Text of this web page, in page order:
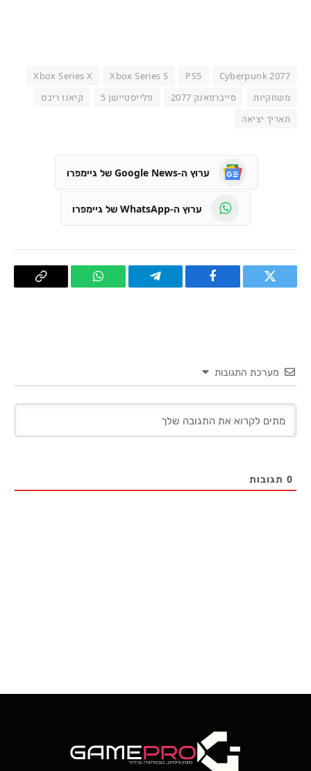
Cyberpunk 2077
PS5
Xbox Series S
Xbox Series X
משחקיות
סייברפאנק 2077 פלייסטיישן 5
קיאנו ריבס
תאריך יציאה
ערוץ ה-Google News של גיימפרו
ערוץ ה-WhatsApp של גיימפרו
טוויטר פייסבוק Telegram
WhatsApp העתק
מערכת התגובות
0 תגובות